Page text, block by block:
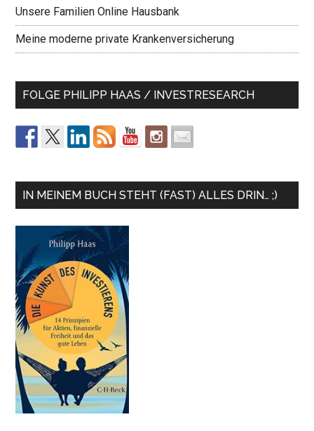
Unsere Familien Online Hausbank
Meine moderne private Krankenversicherung
FOLGE PHILIPP HAAS / INVESTRESEARCH
IN MEINEM BUCH STEHT (FAST) ALLES DRIN… ;)